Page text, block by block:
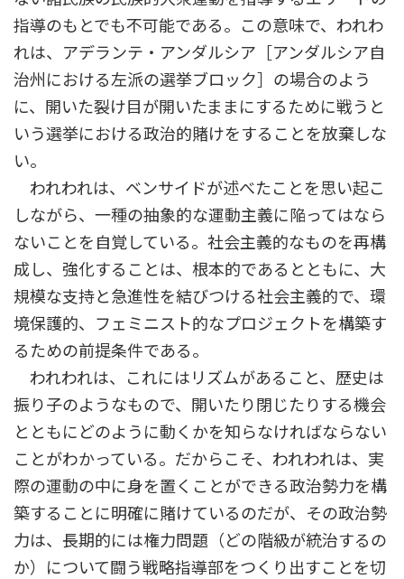
指導のもとでも不可能である。この意味で、われわ
れは、アデランテ・アンダルシア［アンダルシア自
治州における左派の選挙ブロック］の場合のよう
に、開いた裂け目が開いたままにするために戦うと
いう選挙における政治的賭けをすることを放棄しな
い。
われわれは、ベンサイドが述べたことを思い起こ
しながら、一種の抽象的な運動主義に陥ってはなら
ないことを自覚している。社会主義的なものを再構
成し、強化することは、根本的であるとともに、大
規模な支持と急進性を結びつける社会主義的で、環
境保護的、フェミニスト的なプロジェクトを構築す
るための前提条件である。
われわれは、これにはリズムがあること、歴史は
振り子のようなもので、開いたり閉じたりする機会
とともにどのように動くかを知らなければならない
ことがわかっている。だからこそ、われわれは、実
際の運動の中に身を置くことができる政治勢力を構
築することに明確に賭けているのだが、その政治勢
力は、長期的には権力問題（どの階級が統治するの
か）について闘う戦略指導部をつくり出すことを切